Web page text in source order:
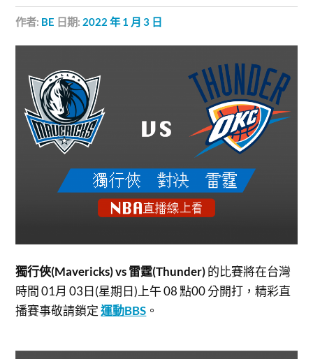
作者: BE 日期: 2022 年 1 月 3 日
獨行俠(Mavericks) vs 雷霆(Thunder)的比賽將在台灣
時間 01月 03日(星期日)上午 08 點00 分開打，精彩直
播賽事敬請鎖定運動BBS 。